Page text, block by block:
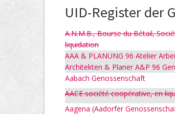
UID-Register der
A.N.M.B., Bourse du Bétail,
liquidation
AAA & PLANUNG 96 Atelier
Architekten & Planer A&P 96
Aabach Genossenschaft
AACE société coopérative, en
Aagena (Aadorfer